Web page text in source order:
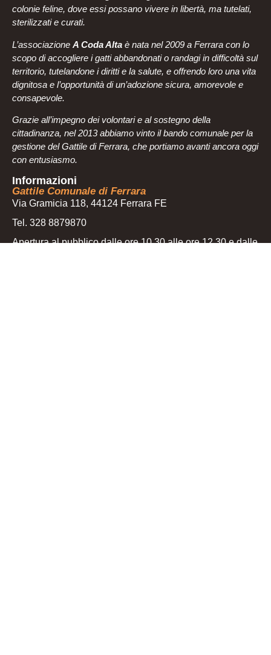
colonie feline, dove essi possano vivere in libertà, ma tutelati,
sterilizzati e curati.
L’associazione A Coda Alta è nata nel 2009 a Ferrara con lo
scopo di accogliere i gatti abbandonati o randagi in difficoltà sul
territorio, tutelandone i diritti e la salute, e offrendo loro una vita
dignitosa e l’opportunità di un’adozione sicura, amorevole e
consapevole.
Grazie all’impegno dei volontari e al sostegno della
cittadinanza, nel 2013 abbiamo vinto il bando comunale per la
gestione del Gattile di Ferrara, che portiamo avanti ancora oggi
con entusiasmo.
Informazioni
Gattile Comunale di Ferrara
Via Gramicia 118, 44124 Ferrara FE
Tel. 328 8879870
Apertura al pubblico dalle ore 10.30 alle ore 12.30 e dalle